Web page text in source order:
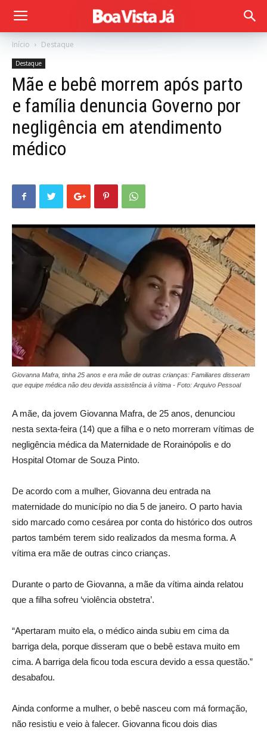
Início Destaque
Destaque
Mãe e bebê morrem após parto
e família denuncia Governo por
negligência em atendimento
médico
Giovanna Mafra, tinha 25 anos e era mãe de outras crianças: Familiares disseram
que equipe médica não deu devida assistência à vítima - Foto: Arquivo Pessoal
A mãe, da jovem Giovanna Mafra, de 25 anos, denunciou
nesta sexta-feira (14) que a filha e o neto morreram vítimas de
negligência médica da Maternidade de Rorainópolis e do
Hospital Otomar de Souza Pinto.
De acordo com a mulher, Giovanna deu entrada na
maternidade do município no dia 5 de janeiro. O parto havia
sido marcado como cesárea por conta do histórico dos outros
partos também terem sido realizados da mesma forma. A
vítima era mãe de outras cinco crianças.
Durante o parto de Giovanna, a mãe da vítima ainda relatou
que a filha sofreu ‘violência obstetra’.
“Apertaram muito ela, o médico ainda subiu em cima da
barriga dela, porque disseram que o bebê estava muito em
cima. A barriga dela ficou toda escura devido a essa questão.”
desabafou.
Ainda conforme a mulher, o bebê nasceu com má formação,
não resistiu e veio à falecer. Giovanna ficou dois dias